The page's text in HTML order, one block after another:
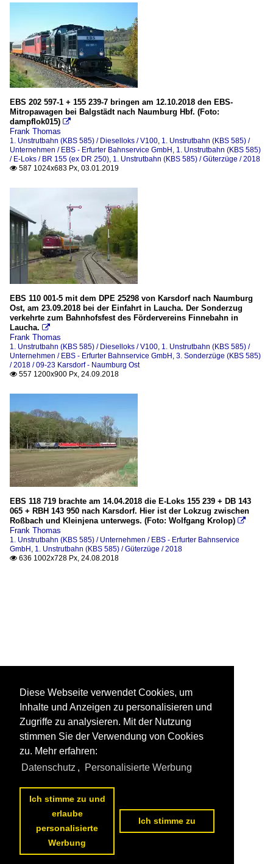
EBS 202 597-1 + 155 239-7 bringen am 12.10.2018 den EBS-
Mitropawagen bei Balgstädt nach Naumburg Hbf. (Foto:
dampflok015) 
Frank Thomas
1. Unstrutbahn (KBS 585) / Dieselloks / V100 1. Unstrutbahn (KBS 585) /
Unternehmen / EBS - Erfurter Bahnservice GmbH 1. Unstrutbahn (KBS 585)
/ E-Loks / BR 155 (ex DR 250) 1. Unstrutbahn (KBS 585) / Güterzüge / 2018
 587 1024x683 Px, 03.01.2019
EBS 110 001-5 mit dem DPE 25298 von Karsdorf nach Naumburg
Ost, am 23.09.2018 bei der Einfahrt in Laucha. Der Sonderzug
verkehrte zum Bahnhofsfest des Fördervereins Finnebahn in
Laucha. 
Frank Thomas
1. Unstrutbahn (KBS 585) / Dieselloks / V100 1. Unstrutbahn (KBS 585) /
Unternehmen / EBS - Erfurter Bahnservice GmbH 3. Sonderzüge (KBS 585)
/ 2018 / 09-23 Karsdorf - Naumburg Ost
 557 1200x900 Px, 24.09.2018
EBS 118 719 brachte am 14.04.2018 die E-Loks 155 239 + DB 143
065 + RBH 143 950 nach Karsdorf. Hier ist der Lokzug zwischen
Roßbach und Kleinjena unterwegs. (Foto: Wolfgang Krolop) 
Frank Thomas
1. Unstrutbahn (KBS 585) / Unternehmen / EBS - Erfurter Bahnservice
GmbH 1. Unstrutbahn (KBS 585) / Güterzüge / 2018
 636 1002x728 Px, 24.08.2018
Diese Webseite verwendet Cookies, um
Inhalte und Anzeigen zu personalisieren und
Zugriffe zu analysieren. Mit der Nutzung
stimmen Sie der Verwendung von Cookies
zu. Mehr erfahren:
Datenschutz , Personalisierte Werbung
Ich stimme zu und
erlaube
personalisierte
Werbung
Ich stimme zu